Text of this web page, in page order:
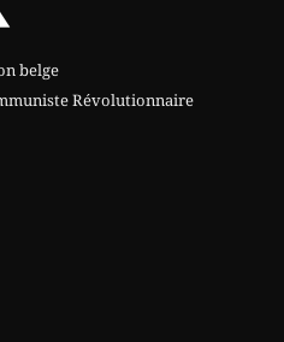
belge
Révolutionnaire